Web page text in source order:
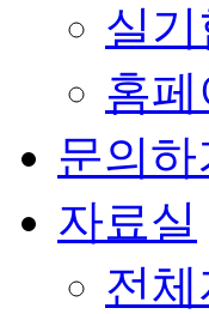
실
홈페
문의하
자료실
전체